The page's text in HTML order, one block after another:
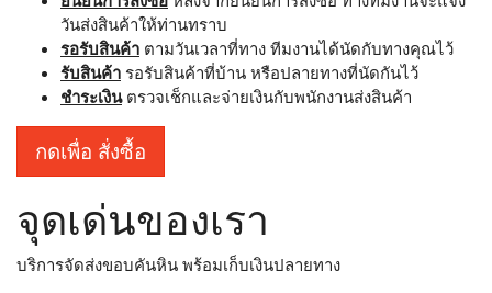
วันส่งสินค้าให้ท่านทราบ
รอรับสินค้า ตามวันเวลาที่ทาง ทีมงานได้นัดกับทางคุณไว้
รับสินค้า รอรับสินค้าที่บ้าน หรือปลายทางที่นัดกันไว้
ชำระเงินตรวจเช็กและจ่ายเงินกับพนักงานส่งสินค้า
กดเพื่อ สั่งซื้อ
จุดเด่นของเรา
บริการจัดส่งขอบคันหิน พร้อมเก็บเงินปลายทาง